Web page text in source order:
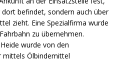
befindet, sondern auch über
zieht. Eine Spezialfirma wurde
zu übernehmen.
wurde von den
mittels Ölbindemittel